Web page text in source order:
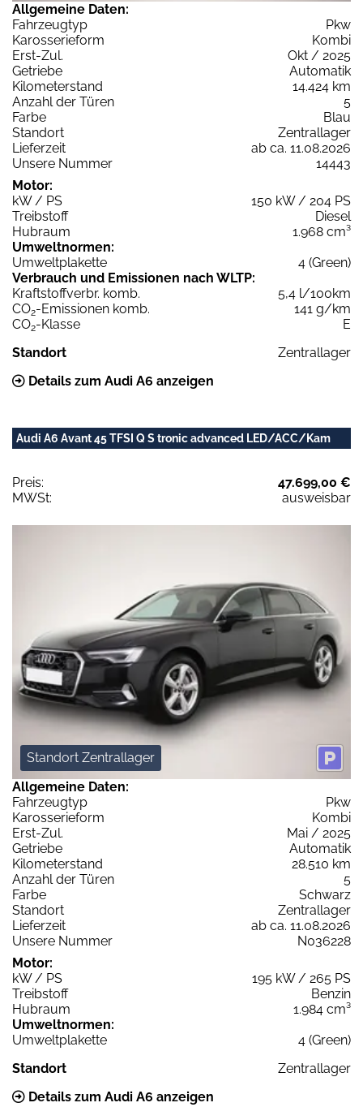
Allgemeine Daten:
Fahrzeugtyp
Pkw
Karosserieform
Kombi
Erst-Zul.
Okt / 2025
Getriebe
Automatik
Kilometerstand
14.424 km
Anzahl der Türen
5
Farbe
Blau
Standort
Zentrallager
Lieferzeit
ab ca. 11.08.2026
Unsere Nummer
14443
Motor:
kW / PS
150 kW / 204 PS
Treibstoff
Diesel
Hubraum
1.968 cm³
Umweltnormen:
Umweltplakette
4 (Green)
Verbrauch und Emissionen nach WLTP:
Kraftstoffverbr. komb.
5,4 l/100km
CO2-Emissionen komb.
141 g/km
CO2-Klasse
E
Standort
Zentrallager
Details zum Audi A6 anzeigen
Audi A6 Avant 45 TFSI Q S tronic advanced LED/ACC/Kam
Preis:
47.699,00 €
MWSt:
ausweisbar
Standort Zentrallager
Allgemeine Daten:
Fahrzeugtyp
Pkw
Karosserieform
Kombi
Erst-Zul.
Mai / 2025
Getriebe
Automatik
Kilometerstand
28.510 km
Anzahl der Türen
5
Farbe
Schwarz
Standort
Zentrallager
Lieferzeit
ab ca. 11.08.2026
Unsere Nummer
N036228
Motor:
kW / PS
195 kW / 265 PS
Treibstoff
Benzin
Hubraum
1.984 cm³
Umweltnormen:
Umweltplakette
4 (Green)
Standort
Zentrallager
Details zum Audi A6 anzeigen